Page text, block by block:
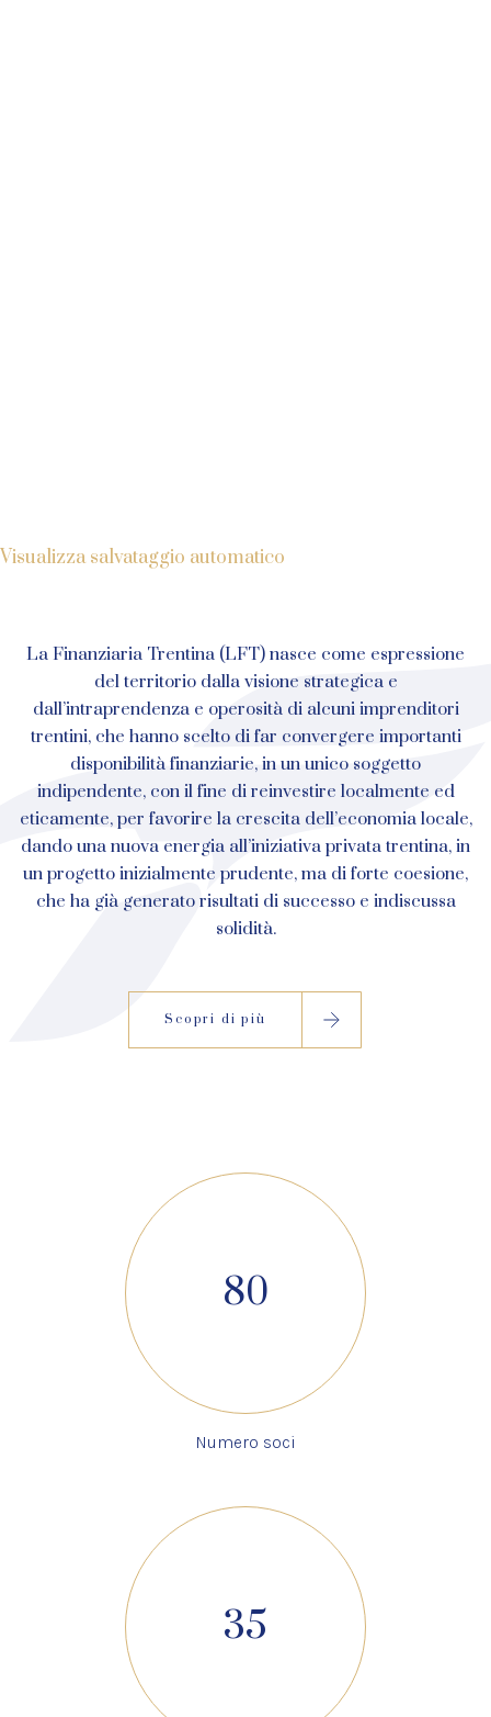
Visualizza salvataggio automatico
La Finanziaria Trentina (LFT) nasce come espressione
del territorio dalla visione strategica e
dall’intraprendenza e operosità di alcuni imprenditori
trentini, che hanno scelto di far convergere importanti
disponibilità finanziarie, in un unico soggetto
indipendente, con il fine di reinvestire localmente ed
eticamente, per favorire la crescita dell’economia locale,
dando una nuova energia all’iniziativa privata trentina, in
un progetto inizialmente prudente, ma di forte coesione,
che ha già generato risultati di successo e indiscussa
solidità.
Scopri di più
80
Numero soci
35